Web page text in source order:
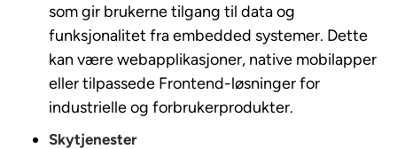
som gir brukerne tilgang til data og
funksjonalitet fra embedded systemer. Dette
kan være webapplikasjoner, native mobilapper
eller tilpassede Frontend-løsninger for
industrielle og forbrukerprodukter.
Skytjenester